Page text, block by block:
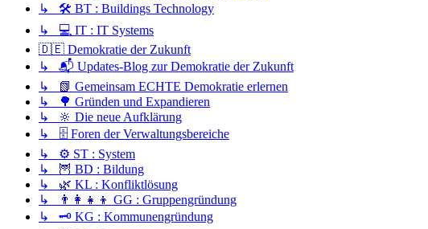
↳ 🛠️ BT : Buildings Technology
↳ 💻 IT : IT Systems
🇩🇪 Demokratie der Zukunft
↳ 📬 Updates-Blog zur Demokratie der Zukunft
↳ 📗 Gemeinsam ECHTE Demokratie erlernen
↳ 🌳 Gründen und Expandieren
↳ 🔆 Die neue Aufklärung
↳ 🗄️ Foren der Verwaltungsbereiche
↳ ⚙️ ST : System
↳ 🦉 BD : Bildung
↳ 🌿 KL : Konfliktlösung
↳ 👨‍👩‍👧‍👦 GG : Gruppengründung
↳ 🗝️ KG : Kommunengründung